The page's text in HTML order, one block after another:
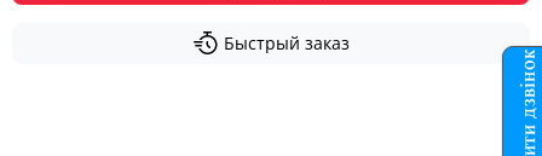
Быстрый заказ